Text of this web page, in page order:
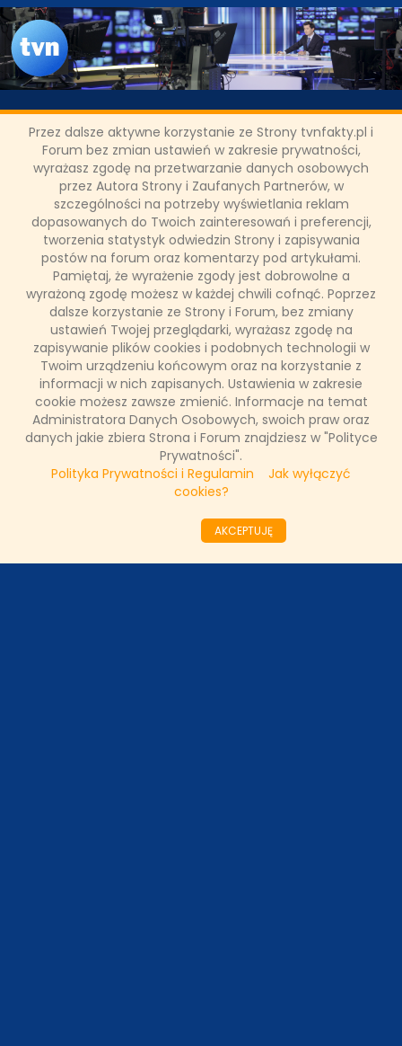
Przez dalsze aktywne korzystanie ze Strony tvnfakty.pl i
Forum bez zmian ustawień w zakresie prywatności,
wyrażasz zgodę na przetwarzanie danych osobowych
przez Autora Strony i Zaufanych Partnerów, w
szczególności na potrzeby wyświetlania reklam
dopasowanych do Twoich zainteresowań i preferencji,
tworzenia statystyk odwiedzin Strony i zapisywania
postów na forum oraz komentarzy pod artykułami.
Pamiętaj, że wyrażenie zgody jest dobrowolne a
wyrażoną zgodę możesz w każdej chwili cofnąć. Poprzez
dalsze korzystanie ze Strony i Forum, bez zmiany
ustawień Twojej przeglądarki, wyrażasz zgodę na
zapisywanie plików cookies i podobnych technologii w
Twoim urządzeniu końcowym oraz na korzystanie z
informacji w nich zapisanych. Ustawienia w zakresie
cookie możesz zawsze zmienić. Informacje na temat
Administratora Danych Osobowych, swoich praw oraz
danych jakie zbiera Strona i Forum znajdziesz w "Polityce
Prywatności".
Polityka Prywatności i Regulamin
Jak wyłączyć
cookies?
AKCEPTUJĘ
TVN Warner Bros. Discovery z
nową ofertą rozwojową dla
pracowników
TVN Warner Bros. Discovery wystartowała z jesiennym
programem szkoleń. Do końca roku pracownicy Grupy mogą
skorzystać z około 300 godzin zajęć. Wśród jesiennych
nowości pojawiły się trzy bloki szkoleniowe obejmujące
zarządzanie projektami, doskonalenie kompetencji
"miękkich" oraz tzw. "narzędziownik lidera".
Łukasz Ropczyński
11 października 2022, 20:03
(0 komentarzy)
CZYTAJ WIĘCEJ